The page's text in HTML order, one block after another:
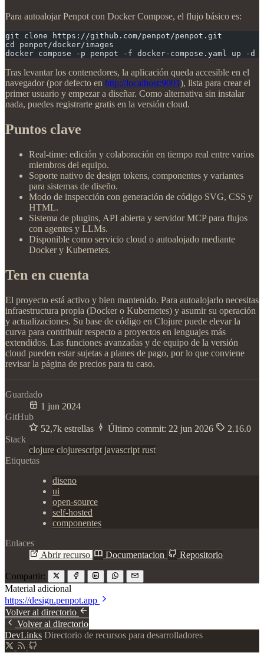
Para autoalojar Penpot con Docker Compose, el flujo básico es:
git clone https://github.com/penpot/penpot.git
cd penpot/docker/images
docker compose -p penpot -f docker-compose.yaml up -d
Tras levantar los contenedores, la aplicación queda accesible en el
navegador (por defecto en http://localhost:9001), lista para crear el
primer usuario y empezar a diseñar. Como alternativa sin instalar
nada, puedes registrarte gratis en la versión cloud.
Puntos clave
Real-time: edición y colaboración en tiempo real entre varios
miembros del equipo.
Soporte nativo de design tokens, componentes y variantes
para sistemas de diseño.
Modo de inspección con generación de código SVG, CSS y
HTML.
Sistema de plugins, API abierta y servidor MCP para flujos
con agentes y LLMs.
Disponible como servicio cloud o autoalojado mediante
Docker y Kubernetes.
Ten en cuenta
El proyecto está activo y bien mantenido. Para autoalojarlo necesitas
infraestructura propia (Docker o Kubernetes) y asumir su operación
y actualizaciones. Su base de código en Clojure puede elevar la
curva para contribuir respecto a proyectos en lenguajes más
extendidos. Las funciones avanzadas y de equipo de la versión
cloud pueden estar sujetas a planes de pago, por lo que conviene
revisar la página de precios para tu caso.
Guardado
1 jun 2024
GitHub
52,7k estrellas
Último commit: 22 jun 2026
2.16.0
Stack
clojure clojurescript javascript rust
Etiquetas
diseno
ui
open-source
self-hosted
componentes
Enlaces
Abrir recurso
Documentacion Repositorio
Compartir:
Material adicional
https://design.penpot.app
Volver al directorio
Volver al directorio
DevLinks Directorio de recursos para desarrolladores